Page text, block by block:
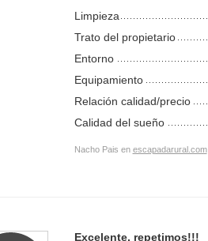
Limpieza
Trato del propietario
Entorno
Equipamiento
Relación calidad/precio
Calidad del sueño
Nacho Pais en escapadarural.com
Excelente, repetimos!!!